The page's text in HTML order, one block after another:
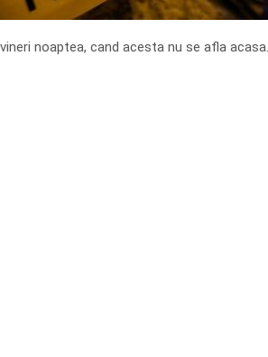
vineri noaptea, cand acesta nu se afla acasa.